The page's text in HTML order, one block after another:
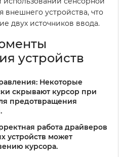
устройства, что
двух источников ввода.
устройств
Некоторые
скрывают курсор при
предотвращения
работа драйверов
устройств может
курсора.